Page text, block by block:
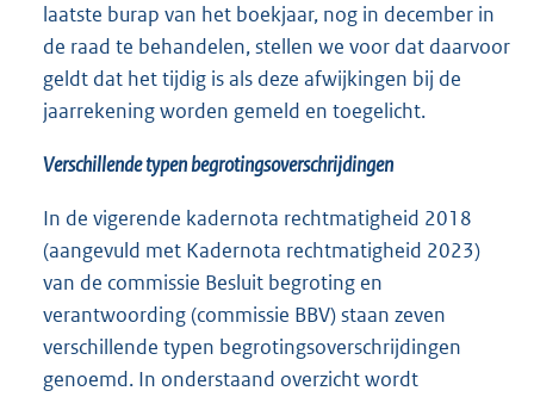
laatste burap van het boekjaar, nog in december in
de raad te behandelen, stellen we voor dat daarvoor
geldt dat het tijdig is als deze afwijkingen bij de
jaarrekening worden gemeld en toegelicht.
Verschillende typen begrotingsoverschrijdingen
In de vigerende kadernota rechtmatigheid 2018
(aangevuld met Kadernota rechtmatigheid 2023)
van de commissie Besluit begroting en
verantwoording (commissie BBV) staan zeven
verschillende typen begrotingsoverschrijdingen
genoemd. In onderstaand overzicht wordt